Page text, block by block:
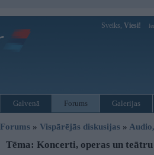
Sveiks, Viesi!
Galvenā Forums Galerijas
Forums » Vispārējās diskusijas »
Tēma: Koncerti, operas un